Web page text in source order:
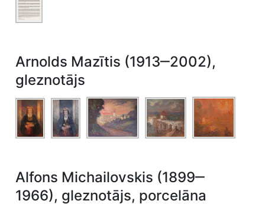
Arnolds Mazītis (1913‒2002),
gleznotājs
Alfons Michailovskis (1899‒
1966), gleznotājs, porcelāna